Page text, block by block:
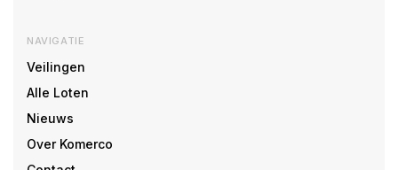
NAVIGATIE
Veilingen
Alle Loten
Nieuws
Over Komerco